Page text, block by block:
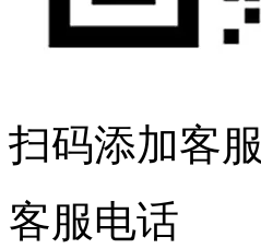
扫码添加客服
客服电话